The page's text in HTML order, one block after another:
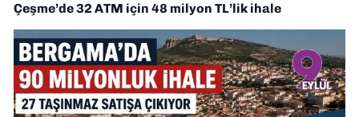
Çeşme’de 32 ATM için 48 milyon TL’lik ihale